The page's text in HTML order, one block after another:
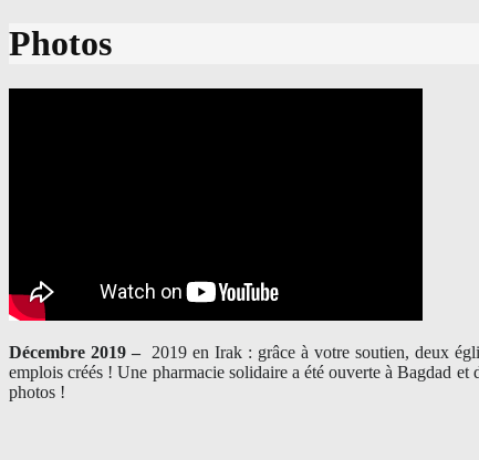
to
Photos
Décembre 2019 – 2019 en Irak : grâce à votre soutien, deux
emplois créés ! Une pharmacie solidaire a été ouverte à Bagdad
photos !